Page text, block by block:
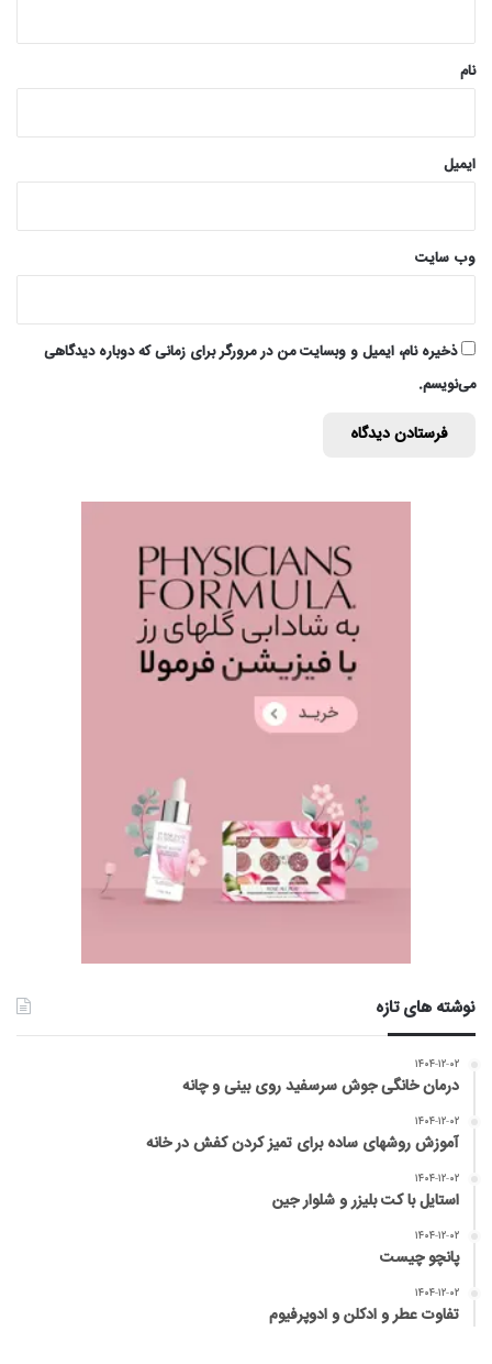
نام
ایمیل
وب‌ سایت
ذخیره نام، ایمیل و وبسایت من در مرورگر برای زمانی که دوباره دیدگاهی
می‌نویسم.
نوشته های تازه
۱۴۰۴-۱۲-۰۲
درمان خانگی جوش سرسفید روی بینی و چانه
۱۴۰۴-۱۲-۰۲
آموزش روشهای ساده برای تمیز کردن کفش در خانه
۱۴۰۴-۱۲-۰۲
استایل با کت بلیزر و شلوار جین
۱۴۰۴-۱۲-۰۲
پانچو چیست
۱۴۰۴-۱۲-۰۲
تفاوت عطر و ادکلن و ادوپرفیوم